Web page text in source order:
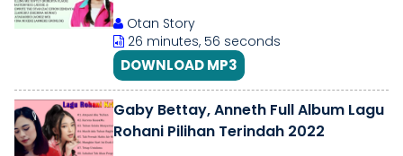
Otan Story
26 minutes, 56 seconds
DOWNLOAD MP3
Gaby Bettay, Anneth Full Album Lagu
Rohani Pilihan Terindah 2022